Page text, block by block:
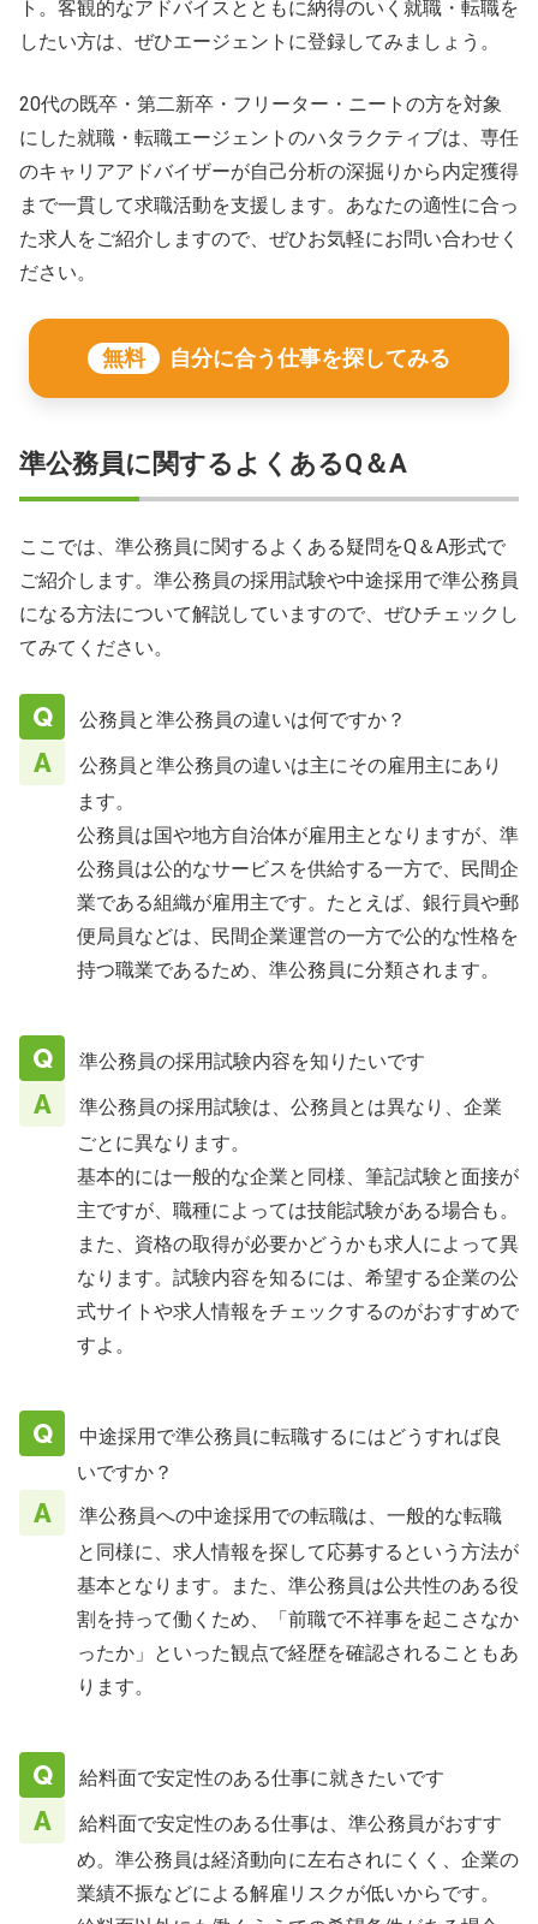
ト。客観的なアドバイスとともに納得のいく就職・転職を
したい方は、ぜひエージェントに登録してみましょう。
20代の既卒・第二新卒・フリーター・ニートの方を対象
にした就職・転職エージェントのハタラクティブは、専任
のキャリアアドバイザーが自己分析の深掘りから内定獲得
まで一貫して求職活動を支援します。あなたの適性に合っ
た求人をご紹介しますので、ぜひお気軽にお問い合わせく
ださい。
無料 自分に合う仕事を探してみる
準公務員に関するよくあるQ＆A
ここでは、準公務員に関するよくある疑問をQ＆A形式で
ご紹介します。準公務員の採用試験や中途採用で準公務員
になる方法について解説していますので、ぜひチェックし
てみてください。
公務員と準公務員の違いは何ですか？
公務員と準公務員の違いは主にその雇用主にあり
ます。
公務員は国や地方自治体が雇用主となりますが、準
公務員は公的なサービスを供給する一方で、民間企
業である組織が雇用主です。たとえば、銀行員や郵
便局員などは、民間企業運営の一方で公的な性格を
持つ職業であるため、準公務員に分類されます。
準公務員の採用試験内容を知りたいです
準公務員の採用試験は、公務員とは異なり、企業
ごとに異なります。
基本的には一般的な企業と同様、筆記試験と面接が
主ですが、職種によっては技能試験がある場合も。
また、資格の取得が必要かどうかも求人によって異
なります。試験内容を知るには、希望する企業の公
式サイトや求人情報をチェックするのがおすすめで
すよ。
中途採用で準公務員に転職するにはどうすれば良
いですか？
準公務員への中途採用での転職は、一般的な転職
と同様に、求人情報を探して応募するという方法が
基本となります。また、準公務員は公共性のある役
割を持って働くため、「前職で不祥事を起こさなか
ったか」といった観点で経歴を確認されることもあ
ります。
給料面で安定性のある仕事に就きたいです
給料面で安定性のある仕事は、準公務員がおすす
め。準公務員は経済動向に左右されにくく、企業の
業績不振などによる解雇リスクが低いからです。